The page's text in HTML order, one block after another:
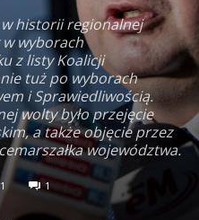
w historii regionalnej
wyborach
z listy Koalicji
tuż po wyborach
i Sprawiedliwością.
wolty było przejęcie
a także objęcie przez
województwa.
1